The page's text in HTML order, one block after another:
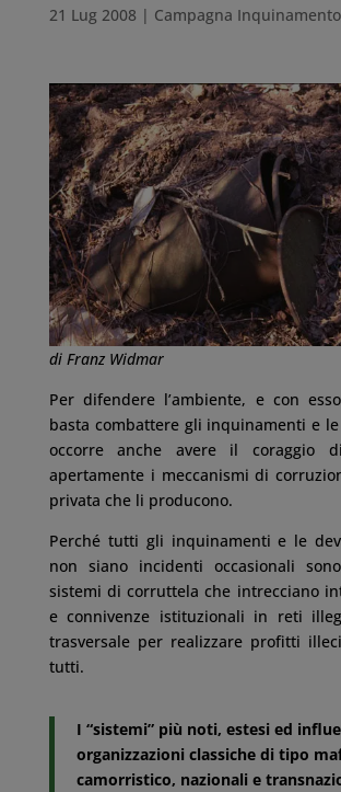
21 Lug 2008 | Campagna Inquinamento
di Franz Widmar
Per difendere l’ambiente, e con
basta combattere gli inquinamenti e
occorre anche avere il coraggio
apertamente i meccanismi di
privata che li producono.
Perché tutti gli inquinamenti e le
non siano incidenti occasionali
sistemi di corruttela che intrecciano
e connivenze istituzionali in reti
trasversale per realizzare profitti
tutti.
I “sistemi” più noti, estesi ed
organizzazioni classiche di tipo
camorristico, nazionali e